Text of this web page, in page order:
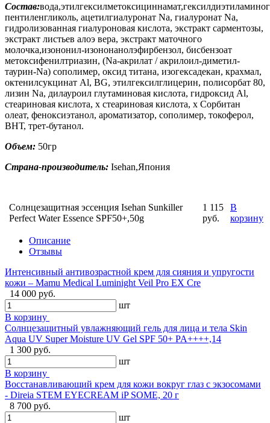
Состав:
пентиленгликоль, ацетилгиалуронат Na, гиалуронат Na,
гидролизованная гиалуроновая кислота, экстракт сарментозы,
экстракт листьев алоэ вера, экстракт маточного
молочка,изононил-изононанолэфирбензол, бисбензоат
метоксифенилтриазин, (Na-акрилат / акрилоил-диметил-
таурин-Na) сополимер, оксид титана, изогексадекан, крахмал,
октенилсукцинат Al, BG, этилгексилглицерин, полисорбат 80,
лизин Na, дилауроил глутаминовая кислота, гидроксид Al,
стеариновая кислота, х стеариновая кислота, x Сорбитан
олеат, феноксиэтанол, ароматизатор, сополимер, токоферол,
ВНТ, трет-бутанол.
Объем: 50гр
Страна-производитель: Isehan,Япония
Солнцезащитная эссенция Isehan Sunkiller
Perfect Water Essence SPF50+,50g
1 115
руб.
В
корзину
Описание
Отзывы
Интенсивный антивозрастной крем для сияния и упругости
кожи – Mamu Medical Luminight Veil Pro EX Cre
14 000 руб.
шт
В корзину
Солнцезащитный увлажняющий гель для лица и тела Skin
Aqua UV Super Moisture UV Gel SPF 50+ PA++++,14
1 300 руб.
шт
В корзину
Восстанавливающий крем для кожи вокруг глаз с экзосомами
- Direia STEM EYECREAM iP SOME, 20 г
8 700 руб.
шт